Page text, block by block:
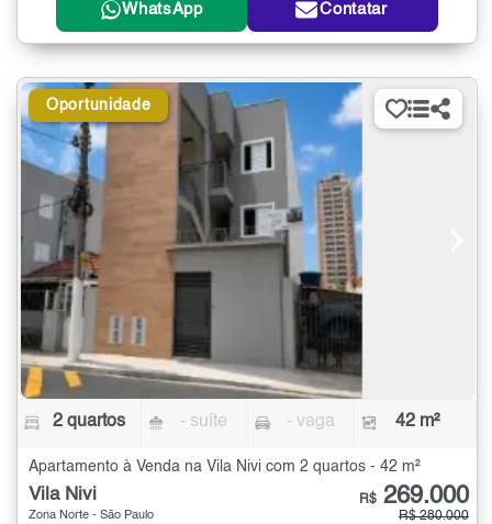
WhatsApp Contatar
Oportunidade
2 quartos - suíte - vaga 42 m²
Apartamento à Venda na Vila Nivi com 2 quartos - 42 m²
Vila Nivi
Zona Norte - São Paulo
R$ 269.000
R$ 280.000